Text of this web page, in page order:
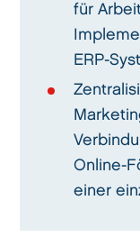
für
ERP-
Online-
einer